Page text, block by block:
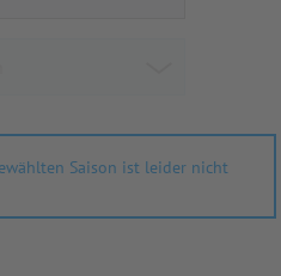
Saison ist leider nicht